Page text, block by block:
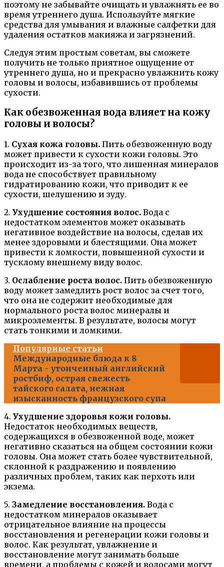
поэтому не забывайте очищать и увлажнять ее во
время утреннего душа. Используйте мягкие
средства для умывания и влажные салфетки для
удаления остатков макияжа и загрязнений.
Следуя этим простым советам, вы сможете
получить не только приятное ощущение от
утреннего душа, но и прекрасно увлажнить кожу
головы и волосы, избавившись от проблемы
сухости.
Как обезвоженная вода влияет на кожу
головы и волосы?
1. Сухая кожа головы. Пить обезвоженную воду
может привести к сухости кожи головы. Это
происходит из-за того, что лишенная минералов
вода не способствует правильному
гидратированию кожи, что приводит к ее
сухости, шелушению и зуду.
2. Ухудшение состояния волос. Вода с
недостатком элементов может оказывать
негативное воздействие на волосы, сделав их
менее здоровыми и блестящими. Она может
привести к ломкости, повышенной сухости и
тусклому внешнему виду волос.
3. Ослабление роста волос. Пить обезвоженную
воду может замедлить рост волос за счет того,
что она не содержит необходимые для
нормального роста волос минералы и
микроэлементы. В результате, волосы могут
стать тонкими и ломкими.
Популярные статьи
Международные блюда к 8
Марта - утонченный английский
ростбиф, острая свежесть
тайского салата, нежная
изысканность французского супа
4. Ухудшение здоровья кожи головы.
Недостаток необходимых веществ,
содержащихся в обезвоженной воде, может
негативно сказаться на общем состоянии кожи
головы. Она может стать более чувствительной,
склонной к раздражению и появлению
различных проблем, таких как перхоть или
экзема.
5. Замедление восстановления. Вода с
недостатком минералов оказывает
отрицательное влияние на процессы
восстановления и регенерации кожи головы и
волос. Как результат, увлажнение и
восстановление могут занимать больше
времени, а проблемы с кожей и волосами могут